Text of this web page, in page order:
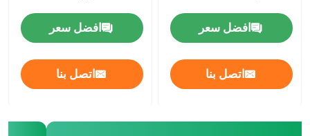
آلة فرز التمور
آلة فرز الدرجات
افضل سعر
اتصل بنا
افضل سعر
اتصل بنا